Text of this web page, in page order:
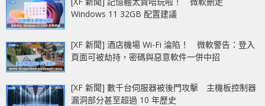
Windows 11 32GB 配置建議
[XF 新聞] 酒店機場 Wi-Fi 淪陷！ 微軟警告：登入
頁面可被劫持，密碼與惡意軟件一併中招
[XF 新聞] 數千台伺服器被後門攻擊 主機板控制器
漏洞部分甚至超過 10 年歷史